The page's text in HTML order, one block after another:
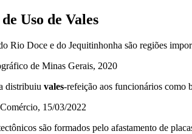
Uso de Vales
Rio Doce e do Jequitinhonha são regiões
de Minas Gerais, 2020
distribuiu vales-refeição aos funcionários como
15/03/2022
são formados pelo afastamento de